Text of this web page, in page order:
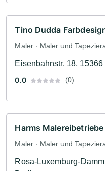
Tino Dudda
Maler · Maler und
Eisenbahnstr. 18,
0.0
(0)
Harms Malereibetriebe
Maler · Maler und
Rosa-Luxemburg-